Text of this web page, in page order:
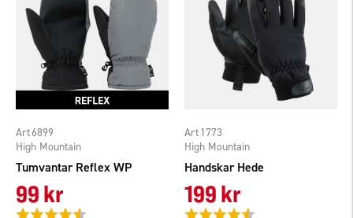
Tumvantar Reflex WP
High Mountain
6899
99 kr
Betyg:
Handskar Hede
High Mountain
1773
199 kr
Betyg: